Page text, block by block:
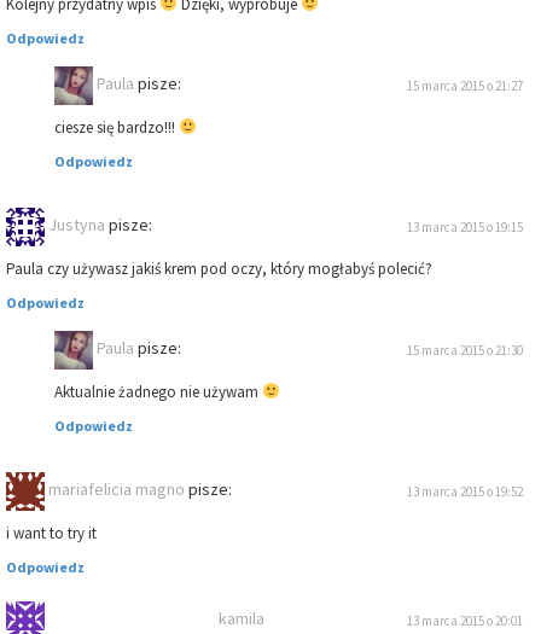
Kolejny przydatny wpis Dzięki, wypróbuje
Odpowiedz
Paula pisze: 15 marca 2015 o 21:27
ciesze się bardzo!!!
Odpowiedz
Justyna pisze: 13 marca 2015 o 19:15
Paula czy używasz jakiś krem pod oczy, który mogłabyś polecić?
Odpowiedz
Paula pisze: 15 marca 2015 o 21:30
Aktualnie żadnego nie używam
Odpowiedz
mariafelicia magno pisze: 13 marca 2015 o 19:52
i want to try it
Odpowiedz
kamila
13 marca 2015 o 20:01